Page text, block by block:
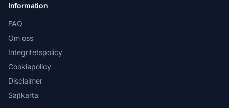
Information
FAQ
Om oss
Integritetspolicy
Cookiepolicy
Disclaimer
Sajtkarta